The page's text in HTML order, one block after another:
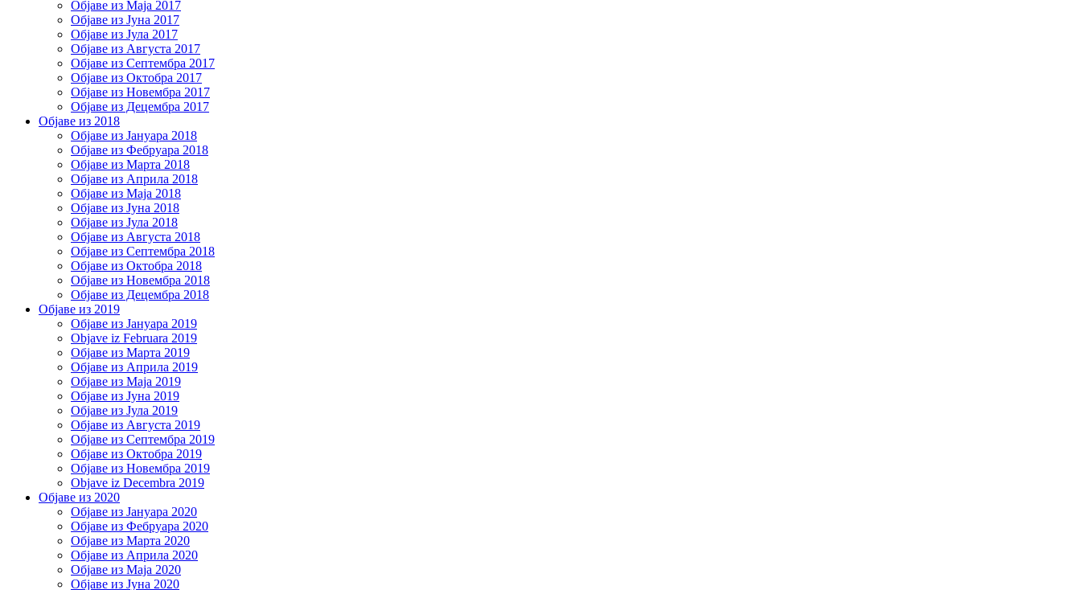
Објаве из Маја 2017
Објаве из Јуна 2017
Објаве из Јула 2017
Објаве из Августа 2017
Објаве из Септембра 2017
Објаве из Октобра 2017
Објаве из Новембра 2017
Објаве из Децембра 2017
Објаве из 2018
Објаве из Јануара 2018
Објаве из Фебруара 2018
Објаве из Марта 2018
Објаве из Априла 2018
Објаве из Маја 2018
Објаве из Јуна 2018
Објаве из Јула 2018
Објаве из Августа 2018
Објаве из Септембра 2018
Објаве из Октобра 2018
Објаве из Новембра 2018
Објаве из Децембра 2018
Објаве из 2019
Објаве из Јануара 2019
Objave iz Februara 2019
Објаве из Марта 2019
Објаве из Априла 2019
Објаве из Маја 2019
Објаве из Јуна 2019
Објаве из Јула 2019
Објаве из Августа 2019
Објаве из Септембра 2019
Објаве из Октобра 2019
Објаве из Новембра 2019
Objave iz Decembra 2019
Објаве из 2020
Објаве из Јануара 2020
Објаве из Фебруара 2020
Објаве из Марта 2020
Објаве из Априла 2020
Објаве из Маја 2020
Објаве из Јуна 2020